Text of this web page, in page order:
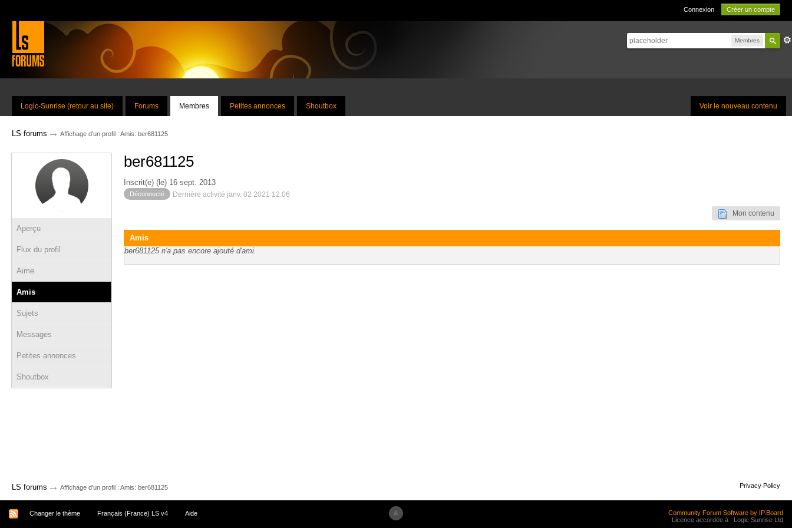
Connexion Créer un compte
Membres
Voir le nouveau contenu
Logic-Sunrise (retour au site) Forums Membres Petites annonces Shoutbox
LS forums → Affichage d'un profil : Amis: ber681125
Aperçu
Flux du profil
Aime
Amis
Sujets
Messages
Petites annonces
Shoutbox
ber681125
Inscrit(e) (le) 16 sept. 2013
Déconnecté Dernière activité janv. 02 2021 12:06
Mon contenu
Amis
ber681125 n'a pas encore ajouté d'ami.
LS forums → Affichage d'un profil : Amis: ber681125 Privacy Policy
Changer le thème Français (France) LS v4 Aide
Community Forum Software by IP.Board
Licence accordée à : Logic Sunrise Ltd